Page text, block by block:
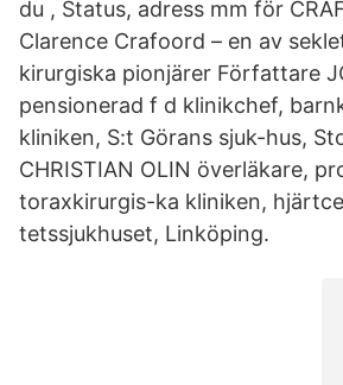
du , Status, adress mm för
Clarence Crafoord – en av
kirurgiska pionjärer Författare
pensionerad f d klinikchef,
kliniken, S:t Görans sjuk-hus,
CHRISTIAN OLIN överläkare,
toraxkirurgis-ka kliniken,
tetssjukhuset, Linköping.